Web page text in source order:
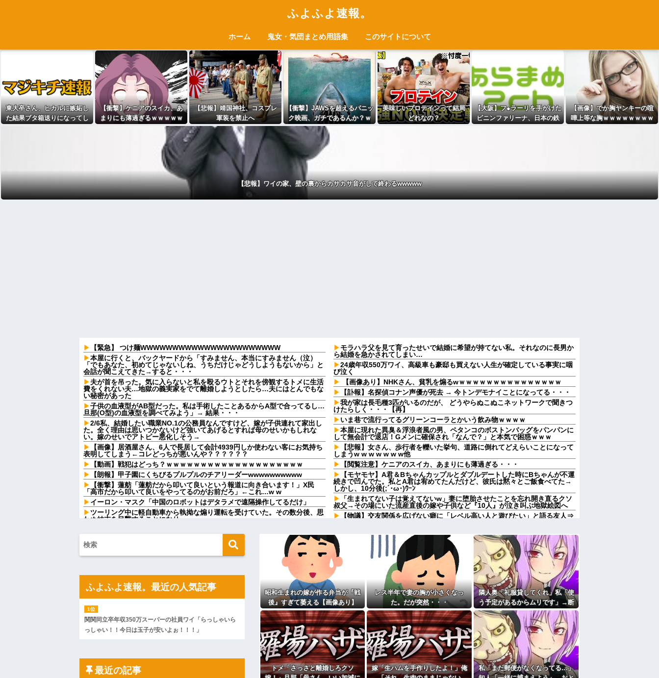
ふよふよ速報。
ホーム 鬼女・気団まとめ用語集 このサイトについて
東大卒さん、ヒカルに嫉妬し
た結果ブタ箱送りになってし
【衝撃】ケニアのスイカ、あ
まりにも薄過ぎるｗｗｗｗｗ
【悲報】靖国神社、コスプレ
軍装を禁止へ
【衝撃】JAWSを超えるパニッ
ク映画、ガチであるんか？ｗ
ｗｗｗｗｗｗｗｗｗ
美味しいプロテインって結局
どれなの？
【大阪】フ●ラーリを手がけた
ピニンファリーナ、日本の鉄
【画像】でか胸ヤンキーの喧
嘩上等な胸ｗｗｗｗｗｗｗｗ
【悲報】ワイの家、壁の裏からカサカサ音がして終わるwwwww
【緊急】 つけ麺WWWWWWWWWWWWWWWWWWWWWW
本屋に行くと、バックヤードから「すみません、本当にすみません（泣）
「でもあなた、初めてじゃないしね、うちだけじゃどうしようもないから」と
会話が聞こえてきた→すると・・・
夫が首を吊った。気に入らないと私を殴るウトとそれを傍観するトメに生活
費をくれない夫…地獄の義実家をでて離婚しようとしたら…夫にはとんでもな
い秘密があった
子供の血液型がAB型だった。私は手術したことあるからA型で合ってるし…
旦那(O型)の血液型を調べてみよう」→ 結果・・・
2/6私、結婚したい職業NO.1の公務員なんですけど、嫁が子供連れて家出し
た。全く理由は思いつかないけど強いてあげるとすれば母のせいかもしれな
い。嫁のせいでアトピー悪化しそう→
【画像】居酒屋さん、6人で長居して会計4939円しか使わない客にお気持ち
表明してしまう←コレどっちが悪いんや？？？？？？
【動画】戦犯はどっち？ｗｗｗｗｗｗｗｗｗｗｗｗｗｗｗｗｗｗｗｗ
【朗報】甲子園にくちびるプルプルのチアリーダーwwwwwwwwww
【衝撃】蓮舫「蓮舫だから叩いて良いという報道に向き合います！」X民
「高市だから叩いて良いをやってるのがお前だろ」←これ…w w
イーロン・マスク「中国のロボットはデタラメで遠隔操作してるだけ」
ツーリング中に軽自動車から執拗な煽り運転を受けていた。その数分後、思
わぬ結末を目撃することになり…
おけず連絡を探すことに…
姉「よいではないか、よいではないか…」俺「何の声だ？」→気になって部
クレママ「庭にあるバウンサーちょうだい！」私「犬が使ってるから無理で
最初はちょっと素直すぎるだけか？と思ってたが、マウンティング癖が凄ま
じいと分かって切った友人がいた
スーパーで小エビの天ぷら（１２尾入り４８０円）を買った。レジ係の人
「５７６０円です」私「えっ！？間違いじゃないですか？」レジ「いや、４
８...
【朗報】 女子「恋愛テクで気を引く男より、こういう男の方が1億倍良い男
です」→結果
「2年間、たぶん1日4回は握ってた」ラスベガスで買った3,000円のキーホル
ハードオフに売っていた4万4000円のフィギュアがヤバすぎるｗｗｗｗｗｗ
私「ちょっと、人の家の金庫触らないでよ！」キチママ『そこに金庫があっ
モラハラ父を見て育ったせいで結婚に希望が持てない私。それなのに長男か
ら結婚を急かされてしまい…
24歳年収550万ワイ、高級車も豪邸も買えない人生が確定している事実に咽
び泣く
【画像あり】NHKさん、貧乳を煽るwｗｗｗｗｗｗｗｗｗｗｗｗｗｗｗ
【訃報】名探偵コナン声優が死去 → 今トンデモナイことになってる・・・
我が家は長毛種3匹がいるのだが、 どうやらぬこぬこネットワークで聞きつ
けたらしく・・・【再】
いま巷で流行ってるグリーンコーラとかいう飲み物ｗｗｗｗ
本屋に現れた異臭＆浮浪者風の男、ペタンコのボストンバッグをパンパンに
して無会計で退店！Gメンに確保され「なんで？」と本気で困惑ｗｗｗ
【悲報】女さん、歩行者を轢いた挙句、道路に倒れてどえらいことになって
しまうw w w w w w w他
【閲覧注意】ケニアのスイカ、あまりにも薄過ぎる・・・
【モヤモヤ】A君＆Bちゃんカップルとダブルデートした時にBちゃんが不運
続きで凹んでた。私とA君は宥めてたんだけど、彼氏は黙々とご飯食べてた→
しかし、10分後(;´･ω･)ｳｰﾝ
「生まれてない子は覚えてないw」妻に堕胎させたことを忘れ開き直るクソ
叔父→その場にいた流産直後の嫁や子供など『10人』が泣き叫ぶ地獄絵図へ
【物議】交友関係を広げない癖に「レベル高い人と遊びたい」と語る友人⇒
【腹筋崩壊】見た瞬間吹いた画像を貼っていくスレｗｗｗｗ
【修羅場】父の浮気相手がまさかの男！？私が突き止めた結果ｗｗｗｗ
今日から業務報告書の「庶務」っていう大項目が急に廃止されたんだけど意
味不明すぎる
社会人1年目の時、下の階に住んでる40代半ばくらいの独身女性に狙われか
けた
「お食い初めなんて俺になんのメリットがあるの」「そんなに大変なら育児
やめれば？」冗談で言ったのに本気に取られて離婚を言い渡された
彼女と結婚の話をしていた時に言われたことが衝撃だった
主な税金の成り立ちを調べてみたよ
昭和生まれの嫁が作る弁当が『戦
後』すぎて萎える【画像あり】
レス半年で妻の胸が小さくなっ
た。だが突然・・・
隣人奥「礼服貸してくれ」私「使
う予定があるからムリです」→断
った途端、とんでもない暴言を吐
かれて…
トメ「さっさと離婚しろクソ
嫁「生ハムを手作りしたよ！」俺
私「また郵便がなくなってる…」
ふよふよ速報。最近の人気記事
関関同立卒年収350万スーパーの社員ワイ「らっしゃいら
っしゃい！！今日は玉子が安いよぉ！！！」
最近の記事